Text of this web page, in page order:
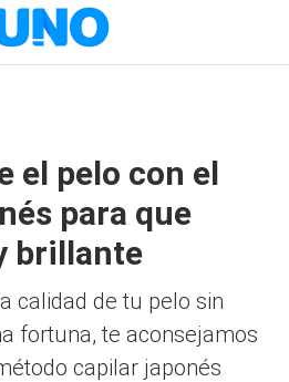
el pelo con el
para que
brillante
calidad de tu pelo sin
fortuna, te aconsejamos
capilar japonés